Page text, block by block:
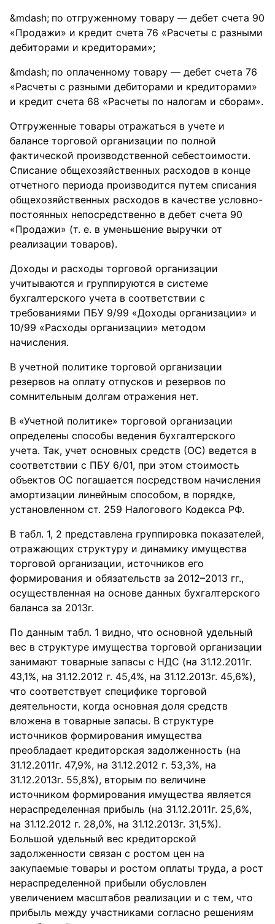
по отгруженному товару — дебет счета 90
«Продажи» и кредит счета 76 «Расчеты с разными
дебиторами и кредиторами»;
по оплаченному товару — дебет счета 76
«Расчеты с разными дебиторами и кредиторами»
и кредит счета 68 «Расчеты по налогам и сборам».
Отгруженные товары отражаться в учете и
балансе торговой организации по полной
фактической производственной себестоимости.
Списание общехозяйственных расходов в конце
отчетного периода производится путем списания
общехозяйственных расходов в качестве условно-
постоянных непосредственно в дебет счета 90
«Продажи» (т. е. в уменьшение выручки от
реализации товаров).
Доходы и расходы торговой организации
учитываются и группируются в системе
бухгалтерского учета в соответствии с
требованиями ПБУ 9/99 «Доходы организации» и
10/99 «Расходы организации» методом
начисления.
В учетной политике торговой организации
резервов на оплату отпусков и резервов по
сомнительным долгам отражения нет.
В «Учетной политике» торговой организации
определены способы ведения бухгалтерского
учета. Так, учет основных средств (ОС) ведется в
соответствии с ПБУ 6/01, при этом стоимость
объектов ОС погашается посредством начисления
амортизации линейным способом, в порядке,
установленном ст. 259 Налогового Кодекса РФ.
В табл. 1, 2 представлена группировка показателей,
отражающих структуру и динамику имущества
торговой организации, источников его
формирования и обязательств за 2012–2013 гг.,
осуществленная на основе данных бухгалтерского
баланса за 2013г.
По данным табл. 1 видно, что основной удельный
вес в структуре имущества торговой организации
занимают товарные запасы с НДС (на 31.12.2011г.
43,1%, на 31.12.2012 г. 45,4%, на 31.12.2013г. 45,6%),
что соответствует специфике торговой
деятельности, когда основная доля средств
вложена в товарные запасы. В структуре
источников формирования имущества
преобладает кредиторская задолженность (на
31.12.2011г. 47,9%, на 31.12.2012 г. 53,3%, на
31.12.2013г. 55,8%), вторым по величине
источником формирования имущества является
нераспределенная прибыль (на 31.12.2011г. 25,6%,
на 31.12.2012 г. 28,0%, на 31.12.2013г. 31,5%).
Большой удельный вес кредиторской
задолженности связан с ростом цен на
закупаемые товары и ростом оплаты труда, а рост
нераспределенной прибыли обусловлен
увеличением масштабов реализации и с тем, что
прибыль между участниками согласно решениям